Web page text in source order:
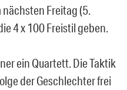
nächsten Freitag (5.
4 x 100 Freistil geben.
ein Quartett. Die Taktik
der Geschlechter frei